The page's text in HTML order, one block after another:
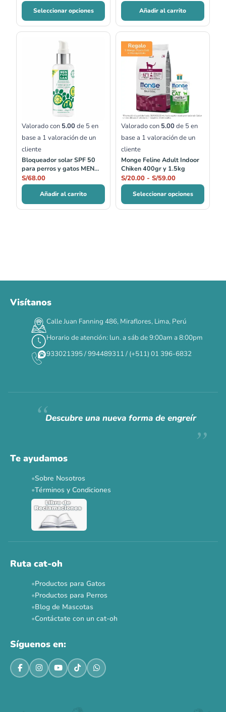
Seleccionar opciones Añadir al carrito
Valorado con 5.00de 5 en
base a 1 valoración de un
cliente
Bloqueador solar SPF 50
para perros y gatos MEN
FOR SAN
S/68.00
Añadir al carrito
Valorado con 5.00de 5 en
base a 1 valoración de un
cliente
Monge Feline Adult Indoor
Chiken 400gr y 1.5kg
S/20.00 - S/59.00
desde
S/20.00
hasta
S/59.00
Seleccionar opciones
DÍAS HORAS MIN SEG
✕
Siempre fuimosraros.
Ver todas las promos 🐾
Visítanos
Calle Juan Fanning 486, Miraflores, Lima, Perú
Horario de atención: lun. a sáb de 9:00am a 8:00pm
933021395 / 994489311 / (+511) 01 396-6832
Descubre una nueva forma de engreír
Te ayudamos
Sobre Nosotros
Términos y Condiciones
Ruta cat-oh
Productos para Gatos
Productos para Perros
Blog de Mascotas
Contáctate con un cat-oh
Síguenos en: